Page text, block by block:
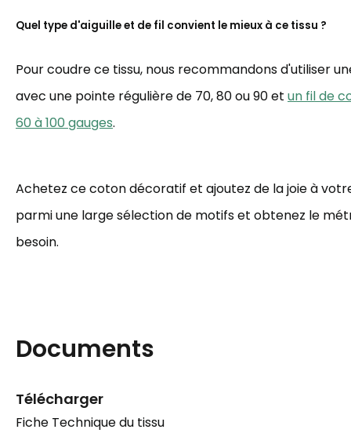
Quel type d'aiguille et de fil convient le mieux à ce tissu ?
Pour coudre ce tissu, nous recommandons d'utiliser
avec une pointe régulière de 70, 80 ou 90 et un fil de
60 à 100 gauges.
Achetez ce coton décoratif et ajoutez de la joie à
parmi une large sélection de motifs et obtenez le
besoin.
Documents
Télécharger
Fiche Technique du tissu